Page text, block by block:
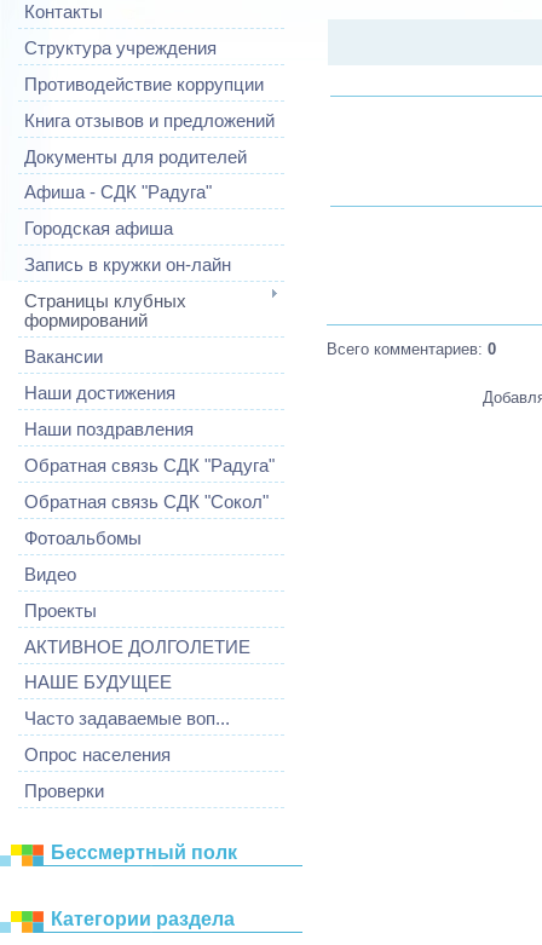
Контакты
Структура учреждения
Противодействие коррупции
Книга отзывов и предложений
Документы для родителей
Афиша - СДК "Радуга"
Городская афиша
Запись в кружки он-лайн
Страницы клубных
формирований
Вакансии
Наши достижения
Наши поздравления
Обратная связь СДК "Радуга"
Обратная связь СДК "Сокол"
Фотоальбомы
Видео
Проекты
АКТИВНОЕ ДОЛГОЛЕТИЕ
НАШЕ БУДУЩЕЕ
Часто задаваемые воп...
Опрос населения
Проверки
Бессмертный полк
Категории раздела
Всего комментариев: 0